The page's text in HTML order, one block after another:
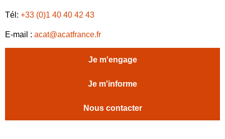
Tél: +33 (0)1 40 40 42 43
E-mail : acat@acatfrance.fr
Je m'engage
Je m'informe
Nous contacter